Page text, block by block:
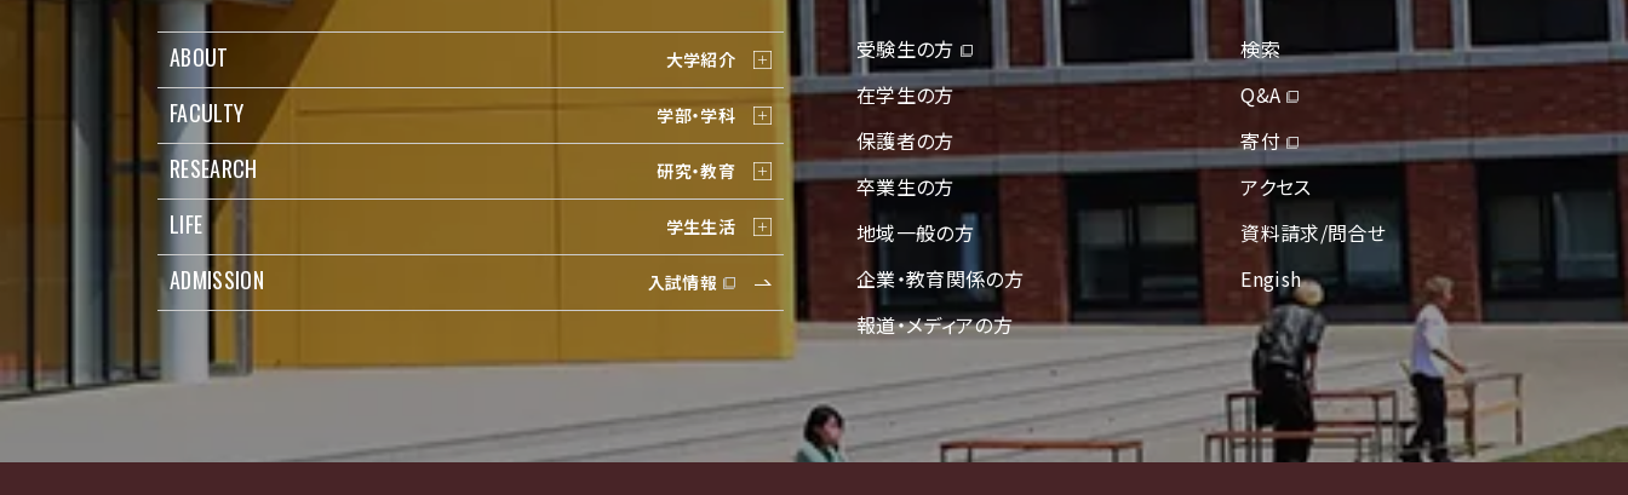
ABOUT 大学紹介
FACULTY 学部・学科
RESEARCH 研究・教育
LIFE 学生生活
ADMISSION 入試情報
受験生の方
在学生の方
保護者の方
卒業生の方
地域一般の方
企業・教育関係の方
報道・メディアの方
検索
Q&A
寄付
アクセス
資料請求/問合せ
Engish